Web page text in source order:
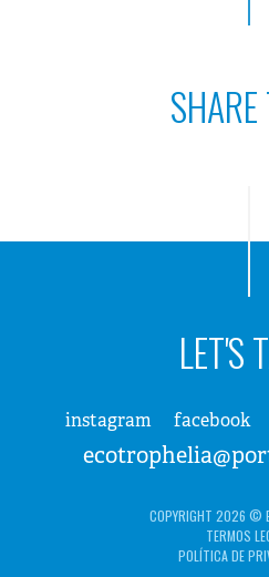
LET'S
instagram facebook
COPYRIGHT 2026 ©
TERMOS
POLÍTICA DE